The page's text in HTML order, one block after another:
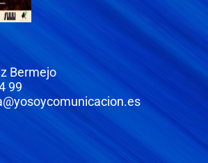
Bermejo
99